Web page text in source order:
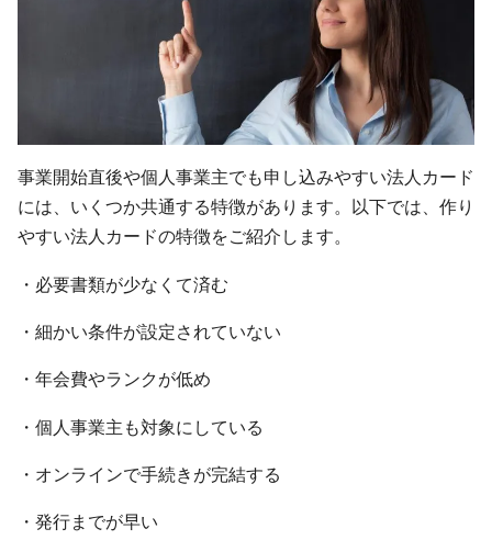
事業開始直後や個人事業主でも申し込みやすい法人カード
には、いくつか共通する特徴があります。以下では、作り
やすい法人カードの特徴をご紹介します。
・必要書類が少なくて済む
・細かい条件が設定されていない
・年会費やランクが低め
・個人事業主も対象にしている
・オンラインで手続きが完結する
・発行までが早い